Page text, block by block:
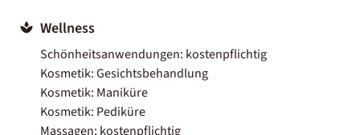
Wellness
Schönheitsanwendungen: kostenpflichtig
Kosmetik: Gesichtsbehandlung
Kosmetik: Maniküre
Kosmetik: Pediküre
Massagen: kostenpflichtig